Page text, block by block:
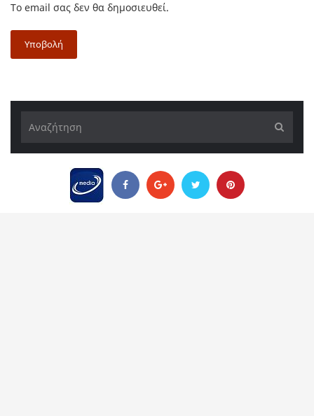
Το email σας δεν θα δημοσιευθεί.
Υποβολή